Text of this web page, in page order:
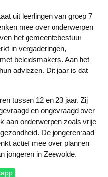
mee over onderwerpen
het gemeentebestuur
in vergaderingen,
beleidsmakers. Aan het
adviezen. Dit jaar is dat
en ongevraagd over
aan onderwerpen zoals vrije
De jongerenraad
actief mee over plannen
jongeren in Zeewolde.